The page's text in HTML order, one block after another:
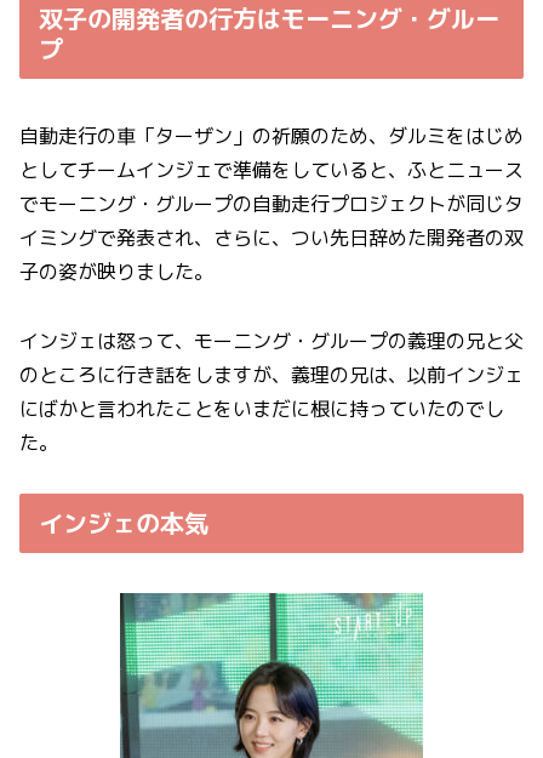
双子の開発者の行方はモーニング・グルー
プ
自動走行の車「ターザン」の祈願のため、ダルミをはじめ
としてチームインジェで準備をしていると、ふとニュース
でモーニング・グループの自動走行プロジェクトが同じタ
イミングで発表され、さらに、つい先日辞めた開発者の双
子の姿が映りました。
インジェは怒って、モーニング・グループの義理の兄と父
のところに行き話をしますが、義理の兄は、以前インジェ
にばかと言われたことをいまだに根に持っていたのでし
た。
インジェの本気